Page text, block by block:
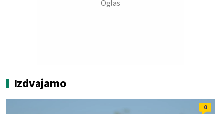
Izdvajamo
0